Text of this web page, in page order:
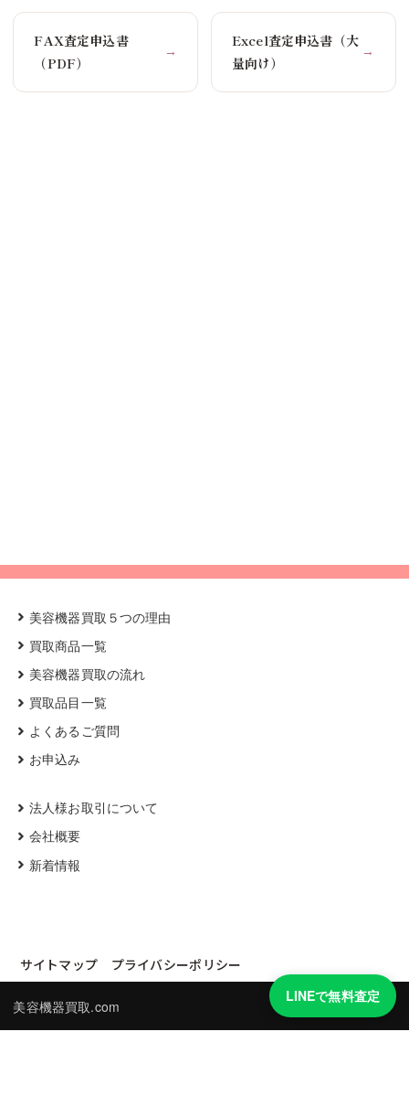
FAX査定申込書
（PDF）
→
Excel査定申込書（大
量向け）
→
美容機器買取５つの理由
買取商品一覧
美容機器買取の流れ
買取品目一覧
よくあるご質問
お申込み
法人様お取引について
会社概要
新着情報
サイトマップ プライバシーポリシー
美容機器買取.com
LINEで無料査定